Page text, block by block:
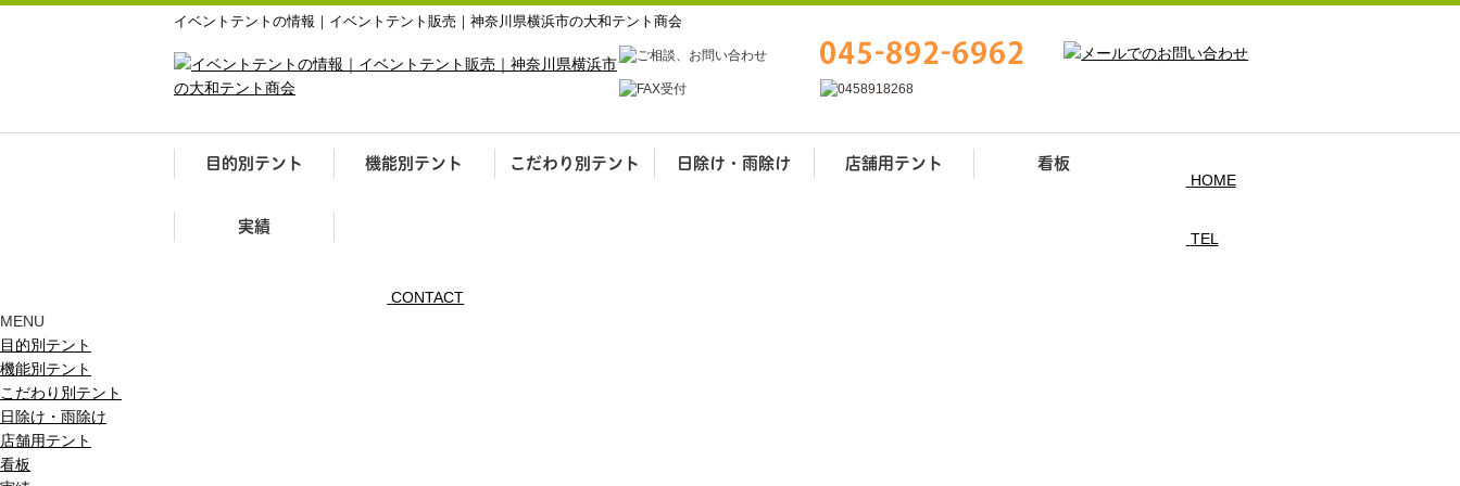
イベントテントの情報｜イベントテント販売｜神奈川県横浜市の大和テント商会
目的別テント 機能別テント こだわり別テント 日除け・雨除け 店舗用テント 看板
実績
HOME
TEL
CONTACT
MENU
目的別テント
機能別テント
こだわり別テント
日除け・雨除け
店舗用テント
看板